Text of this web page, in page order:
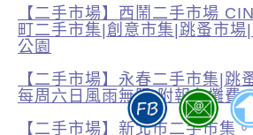
【二手市場】西鬧二手市場
町二手市集|創意市集|跳蚤市場
公園
【二手市場】永春二手市集|跳
每周六日風雨無阻|附報名攤費
【二手市場】新北市二手市集